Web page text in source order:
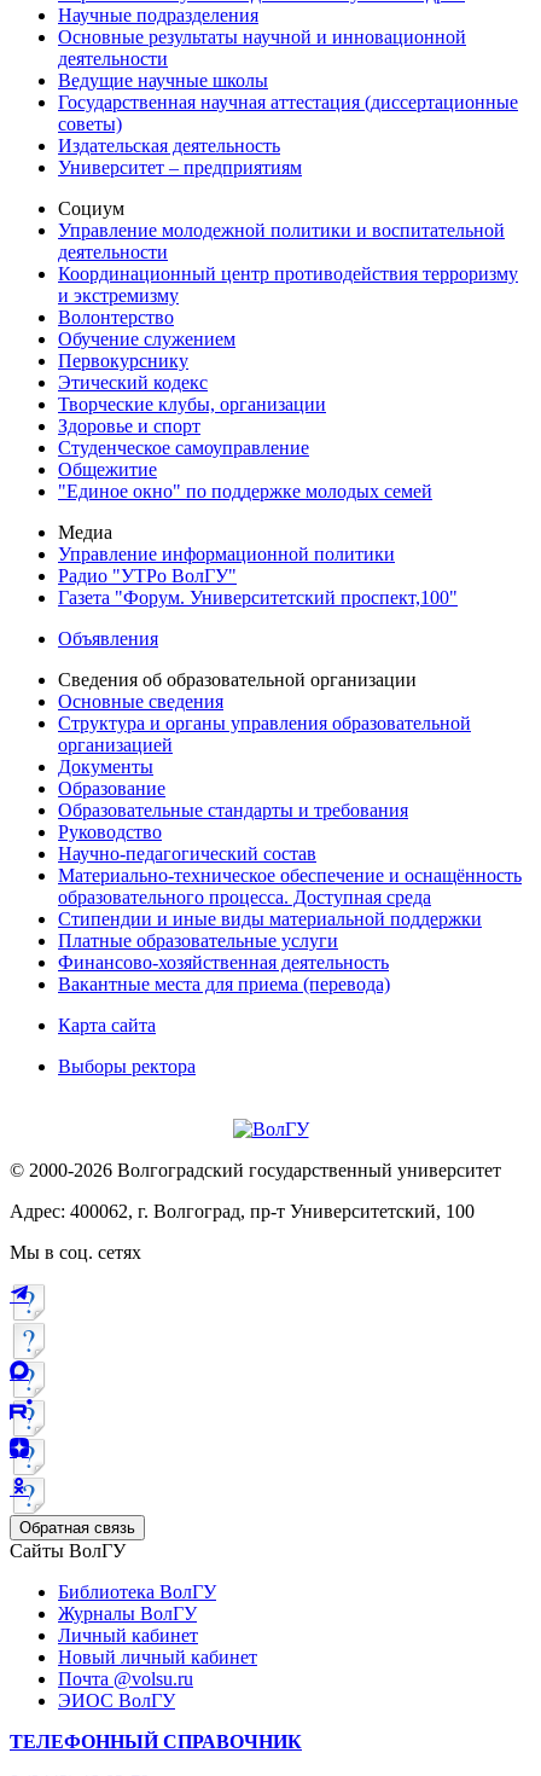
Научные подразделения
Основные результаты научной и инновационной
деятельности
Ведущие научные школы
Государственная научная аттестация (диссертационные
советы)
Издательская деятельность
Университет – предприятиям
Социум
Управление молодежной политики и воспитательной
деятельности
Координационный центр противодействия терроризму
и экстремизму
Волонтерство
Обучение служением
Первокурснику
Этический кодекс
Творческие клубы, организации
Здоровье и спорт
Студенческое самоуправление
Общежитие
"Единое окно" по поддержке молодых семей
Медиа
Управление информационной политики
Радио "УТРо ВолГУ"
Газета "Форум. Университетский проспект,100"
Объявления
Сведения об образовательной организации
Основные сведения
Структура и органы управления образовательной
организацией
Документы
Образование
Образовательные стандарты и требования
Руководство
Научно-педагогический состав
Материально-техническое обеспечение и оснащённость
образовательного процесса. Доступная среда
Стипендии и иные виды материальной поддержки
Платные образовательные услуги
Финансово-хозяйственная деятельность
Вакантные места для приема (перевода)
Карта сайта
Выборы ректора
© 2000-2026 Волгоградский государственный университет
Адрес: 400062, г. Волгоград, пр-т Университетский, 100
Мы в соц. сетях
Обратная связь
Сайты ВолГУ
Библиотека ВолГУ
Журналы ВолГУ
Личный кабинет
Новый личный кабинет
Почта @volsu.ru
ЭИОС ВолГУ
ТЕЛЕФОННЫЙ СПРАВОЧНИК